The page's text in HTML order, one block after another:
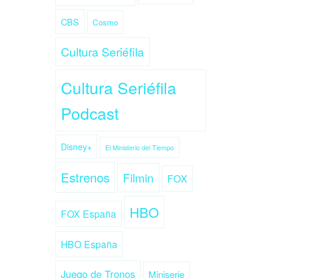
CBS Cosmo
Cultura Seriéfila
Cultura Seriéfila
Podcast
Disney+ El Ministerio del Tiempo
Estrenos Filmin FOX
FOX España HBO
HBO España
Juego de Tronos Miniserie